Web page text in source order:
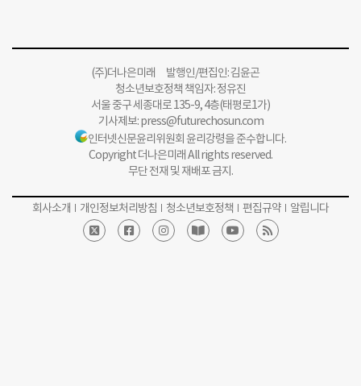
(주)더나은미래 발행인/편집인: 김윤곤
청소년보호정책 책임자: 정유진
서울 중구 세종대로 135-9, 4층(태평로1가)
기사제보:press@futurechosun.com
인터넷신문윤리위원회 윤리강령을 준수합니다.
Copyright 더나은미래 All rights reserved.
무단 전재 및 재배포 금지.
회사소개 개인정보처리방침 청소년보호정책 편집규약 알립니다